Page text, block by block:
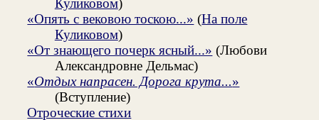
Куликовом)
«Опять с вековою тоскою...» (На поле
Куликовом)
«От знающего почерк ясный...» (Любови
Александровне Дельмас)
«Отдых напрасен. Дорога крута...»
(Вступление)
Отроческие стихи